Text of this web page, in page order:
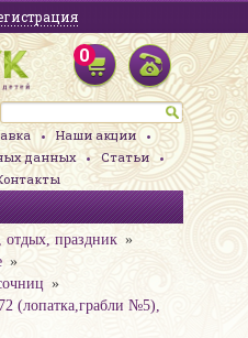
0
Наши акции
данных
Статьи
отдых, праздник
(лопатка,грабли №5),